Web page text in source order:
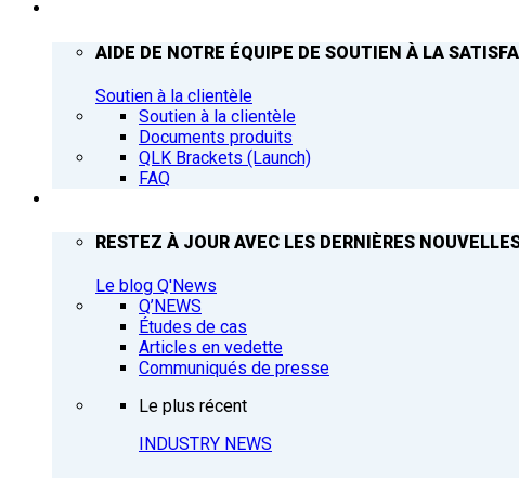
AIDE DE NOTRE ÉQUIPE DE SOUTIEN À LA
Soutien à la clientèle
Soutien à la clientèle
Documents produits
QLK Brackets (Launch)
FAQ
RESTEZ À JOUR AVEC LES DERNIÈRES
Le blog Q'News
Q’NEWS
Études de cas
Articles en vedette
Communiqués de presse
Le plus récent
INDUSTRY NEWS